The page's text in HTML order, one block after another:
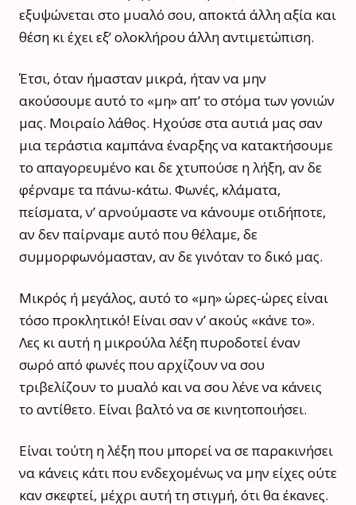
εξυψώνεται στο μυαλό σου, αποκτά άλλη αξία και
θέση κι έχει εξ’ ολοκλήρου άλλη αντιμετώπιση.
Έτσι, όταν ήμασταν μικρά, ήταν να μην
ακούσουμε αυτό το «μη» απ’ το στόμα των γονιών
μας. Μοιραίο λάθος. Ηχούσε στα αυτιά μας σαν
μια τεράστια καμπάνα έναρξης να κατακτήσουμε
το απαγορευμένο και δε χτυπούσε η λήξη, αν δε
φέρναμε τα πάνω-κάτω. Φωνές, κλάματα,
πείσματα, ν’ αρνούμαστε να κάνουμε οτιδήποτε,
αν δεν παίρναμε αυτό που θέλαμε, δε
συμμορφωνόμασταν, αν δε γινόταν το δικό μας.
Μικρός ή μεγάλος, αυτό το «μη» ώρες-ώρες είναι
τόσο προκλητικό! Είναι σαν ν’ ακούς «κάνε το».
Λες κι αυτή η μικρούλα λέξη πυροδοτεί έναν
σωρό από φωνές που αρχίζουν να σου
τριβελίζουν το μυαλό και να σου λένε να κάνεις
το αντίθετο. Είναι βαλτό να σε κινητοποιήσει.
Είναι τούτη η λέξη που μπορεί να σε παρακινήσει
να κάνεις κάτι που ενδεχομένως να μην είχες ούτε
καν σκεφτεί, μέχρι αυτή τη στιγμή, ότι θα έκανες.